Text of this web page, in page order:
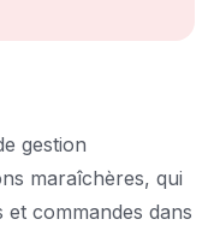
gestion
maraîchères, qui
commandes dans